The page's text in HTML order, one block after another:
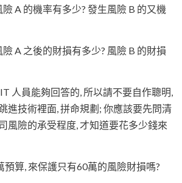
A 的機率有多少? 發生風險 B 的又機
A 之後的財損有多少? 風險 B 的財損
人員能夠回答的, 所以請不要自作聰明,
進技術裡面, 拼命規劃; 你應該要先問清
風險的承受程度, 才知道要花多少錢來
預算, 來保護只有60萬的風險財損嗎?